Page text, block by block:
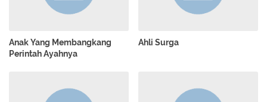
Anak Yang Membangkang
Perintah Ayahnya
Ahli Surga